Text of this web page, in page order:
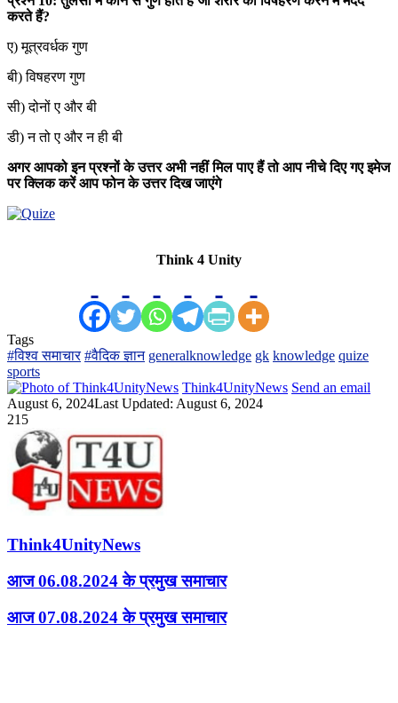
करते हैं?
ए) मूत्रवर्धक गुण
बी) विषहरण गुण
सी) दोनों ए और बी
डी) न तो ए और न ही बी
अगर आपको इन प्रश्नों के उत्तर अभी नहीं मिल पाए हैं तो आप नीचे दिए गए इमेज
पर क्लिक करें आप फोन के उत्तर दिख जाएंगे
Think 4 Unity
Tags
#विश्व समाचार #वैदिक ज्ञान generalknowledge gk knowledge quize
sports
Think4UnityNews Send an email
August 6, 2024Last Updated: August 6, 2024
215
Think4UnityNews
आज 06.08.2024 के प्रमुख समाचार
आज 07.08.2024 के प्रमुख समाचार